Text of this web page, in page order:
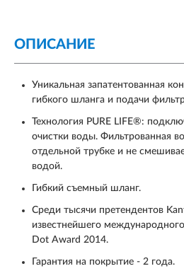
ОПИСАНИЕ
Уникальная запатентованная
гибкого шланга и подачи
Технология PURE LIFE®:
очистки воды. Фильтрованная
отдельной трубке и не
водой.
Гибкий съемный шланг.
Среди тысячи претендентов
известнейшего
Dot Award 2014.
Гарантия на покрытие - 2 года.